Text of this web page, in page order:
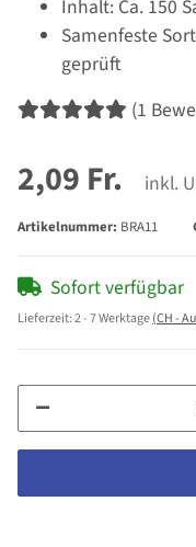
Inhalt: Ca. 150
Samenfeste
geprüft
(1
2,09 Fr. inkl.
Artikelnummer: BRA11
Sofort verfügbar
Lieferzeit:2 - 7 Werktage(CH -